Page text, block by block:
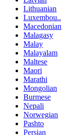
Lithuanian
Luxembou..
Macedonian
Malagasy
Malay
Malayalam
Maltese
Maori
Marathi
Mongolian
Burmese
Nepali
Norwegian
Pashto
Persian